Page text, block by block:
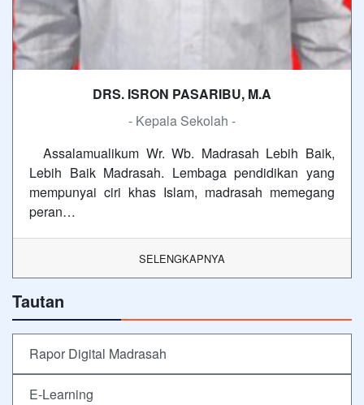
DRS. ISRON PASARIBU, M.A
- Kepala Sekolah -
Assalamualikum Wr. Wb. Madrasah Lebih Baik,
Lebih Baik Madrasah. Lembaga pendidikan yang
mempunyai ciri khas Islam, madrasah memegang
peran…
SELENGKAPNYA
Tautan
Rapor Digital Madrasah
E-Learning